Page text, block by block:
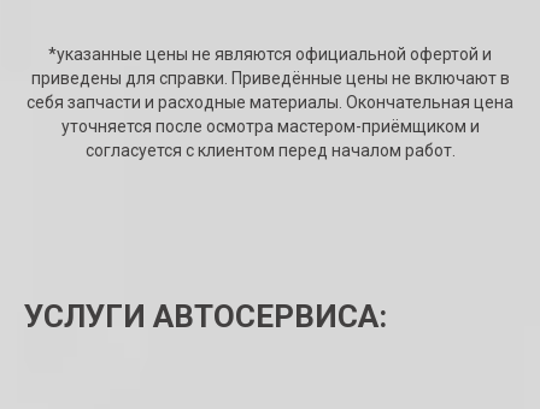
*указанные цены не являются официальной офертой и
приведены для справки. Приведённые цены не включают в
себя запчасти и расходные материалы. Окончательная цена
уточняется после осмотра мастером-приёмщиком и
согласуется с клиентом перед началом работ.
УСЛУГИ АВТОСЕРВИСА: